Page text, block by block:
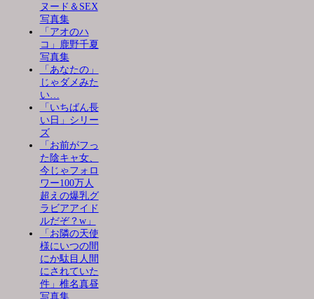
ヌード＆SEX
写真集
「アオのハ
コ」鹿野千夏
写真集
「あなたの」
じゃダメみた
い…
「いちばん長
い日」シリー
ズ
「お前がフっ
た陰キャ女、
今じゃフォロ
ワー100万人
超えの爆乳グ
ラビアアイド
ルだぞ？w」
「お隣の天使
様にいつの間
にか駄目人間
にされていた
件」椎名真昼
写真集